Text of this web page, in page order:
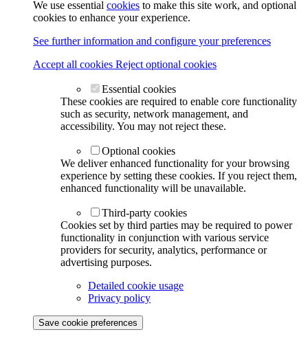
We use essential cookies to make this site work, and optional
cookies to enhance your experience.
See further information and configure your preferences
Accept all cookies Reject optional cookies
Essential cookies
These cookies are required to enable core functionality
such as security, network management, and
accessibility. You may not reject these.
Optional cookies
We deliver enhanced functionality for your browsing
experience by setting these cookies. If you reject them,
enhanced functionality will be unavailable.
Third-party cookies
Cookies set by third parties may be required to power
functionality in conjunction with various service
providers for security, analytics, performance or
advertising purposes.
Detailed cookie usage
Privacy policy
Save cookie preferences